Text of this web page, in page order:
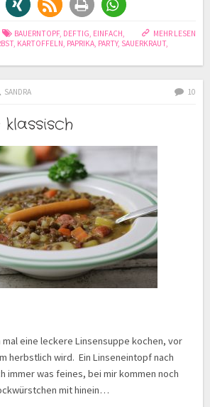
MEHR LESEN
BAUERNTOPF, DEFTIG, EINFACH,
, KARTOFFELN, PAPRIKA, PARTY, SAUERKRAUT,
SANDRA 10
eine leckere Linsensuppe kochen, vor
herbstlich wird. Ein Linseneintopf nach
immer was feines, bei mir kommen noch
mit hinein…